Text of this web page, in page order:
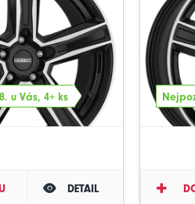
u Vás, 4+ ks
DETAIL